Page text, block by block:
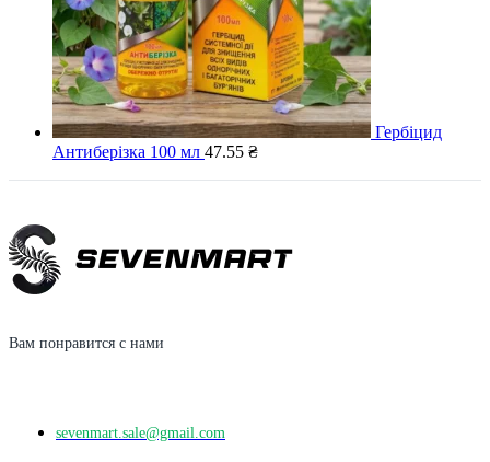
Гербіцид
Антиберізка 100 мл 47.55 ₴
Вам понравится с нами
sevenmart.sale@gmail.com